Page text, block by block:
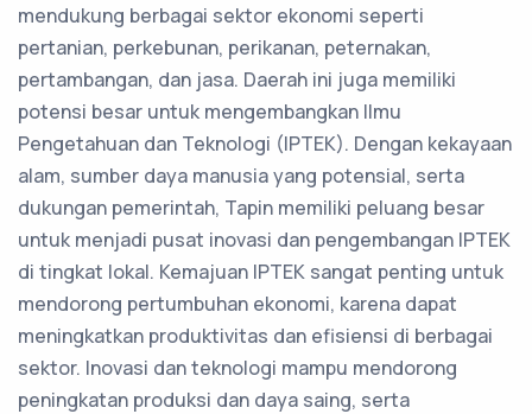
mendukung berbagai sektor ekonomi seperti
pertanian, perkebunan, perikanan, peternakan,
pertambangan, dan jasa. Daerah ini juga memiliki
potensi besar untuk mengembangkan Ilmu
Pengetahuan dan Teknologi (IPTEK). Dengan kekayaan
alam, sumber daya manusia yang potensial, serta
dukungan pemerintah, Tapin memiliki peluang besar
untuk menjadi pusat inovasi dan pengembangan IPTEK
di tingkat lokal. Kemajuan IPTEK sangat penting untuk
mendorong pertumbuhan ekonomi, karena dapat
meningkatkan produktivitas dan efisiensi di berbagai
sektor. Inovasi dan teknologi mampu mendorong
peningkatan produksi dan daya saing, serta